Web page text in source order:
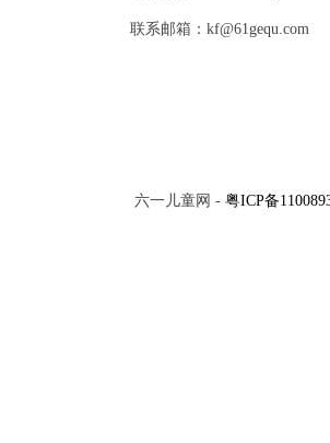
联系邮箱：kf@61gequ.com
六一儿童网 - 粤ICP备